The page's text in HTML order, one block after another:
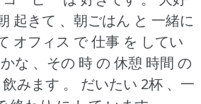
起きて 、朝ごはん と 一緒に
オフィス で 仕事 を してい
な 、その 時 の 休憩 時間 の
みます 。
だいたい 2杯 、一